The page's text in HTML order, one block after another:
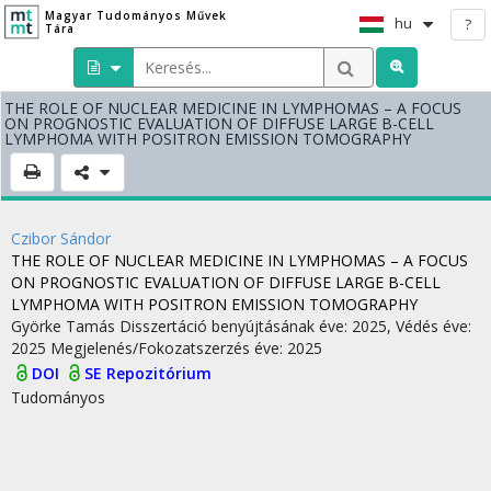
Magyar Tudományos Művek
Tára
hu ?
THE ROLE OF NUCLEAR MEDICINE IN LYMPHOMAS – A FOCUS
ON PROGNOSTIC EVALUATION OF DIFFUSE LARGE B-CELL
LYMPHOMA WITH POSITRON EMISSION TOMOGRAPHY
Czibor Sándor
THE ROLE OF NUCLEAR MEDICINE IN LYMPHOMAS – A FOCUS
ON PROGNOSTIC EVALUATION OF DIFFUSE LARGE B-CELL
LYMPHOMA WITH POSITRON EMISSION TOMOGRAPHY
Györke Tamás Disszertáció benyújtásának éve: 2025, Védés éve:
2025 Megjelenés/Fokozatszerzés éve: 2025
DOI
SE Repozitórium
Tudományos